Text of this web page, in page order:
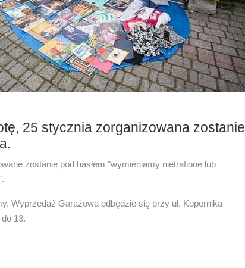
25 stycznia zorganizowana zostanie
zostanie pod hasłem "wymieniamy nietrafione lub
Wyprzedaż Garażowa odbędzie się przy ul. Kopernika
13.